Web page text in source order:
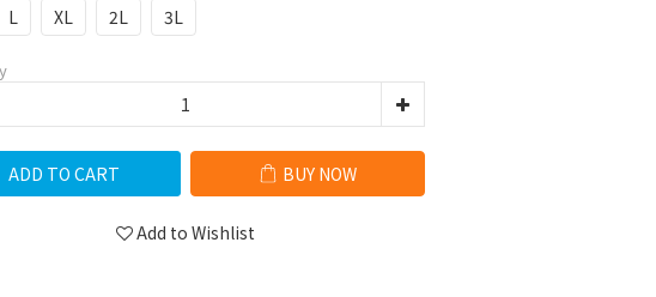
L XL 2L 3L
ADD TO CART BUY NOW
Add to Wishlist